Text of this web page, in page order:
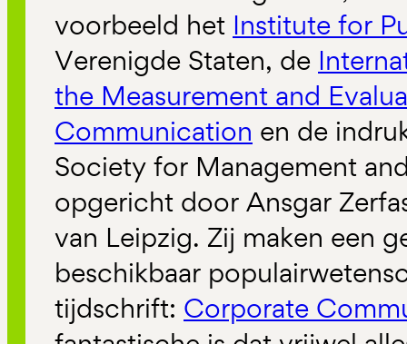
voorbeeld het Institute for
Verenigde Staten, de
the Measurement and
Communication en de
Society for Management
opgericht door Ansgar
van Leipzig. Zij maken een
beschikbaar
tijdschrift: Corporate